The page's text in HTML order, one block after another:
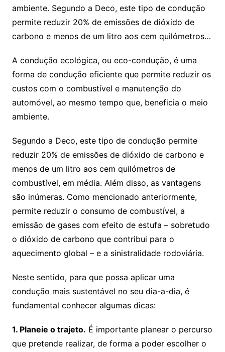
ambiente. Segundo a Deco, este tipo de condução
permite reduzir 20% de emissões de dióxido de
carbono e menos de um litro aos cem quilómetros…
A condução ecológica, ou eco-condução, é uma
forma de condução eficiente que permite reduzir os
custos com o combustível e manutenção do
automóvel, ao mesmo tempo que, beneficia o meio
ambiente.
Segundo a Deco, este tipo de condução permite
reduzir 20% de emissões de dióxido de carbono e
menos de um litro aos cem quilómetros de
combustível, em média. Além disso, as vantagens
são inúmeras. Como mencionado anteriormente,
permite reduzir o consumo de combustível, a
emissão de gases com efeito de estufa – sobretudo
o dióxido de carbono que contribui para o
aquecimento global – e a sinistralidade rodoviária.
Neste sentido, para que possa aplicar uma
condução mais sustentável no seu dia-a-dia, é
fundamental conhecer algumas dicas:
1. Planeie o trajeto. É importante planear o percurso
que pretende realizar, de forma a poder escolher o